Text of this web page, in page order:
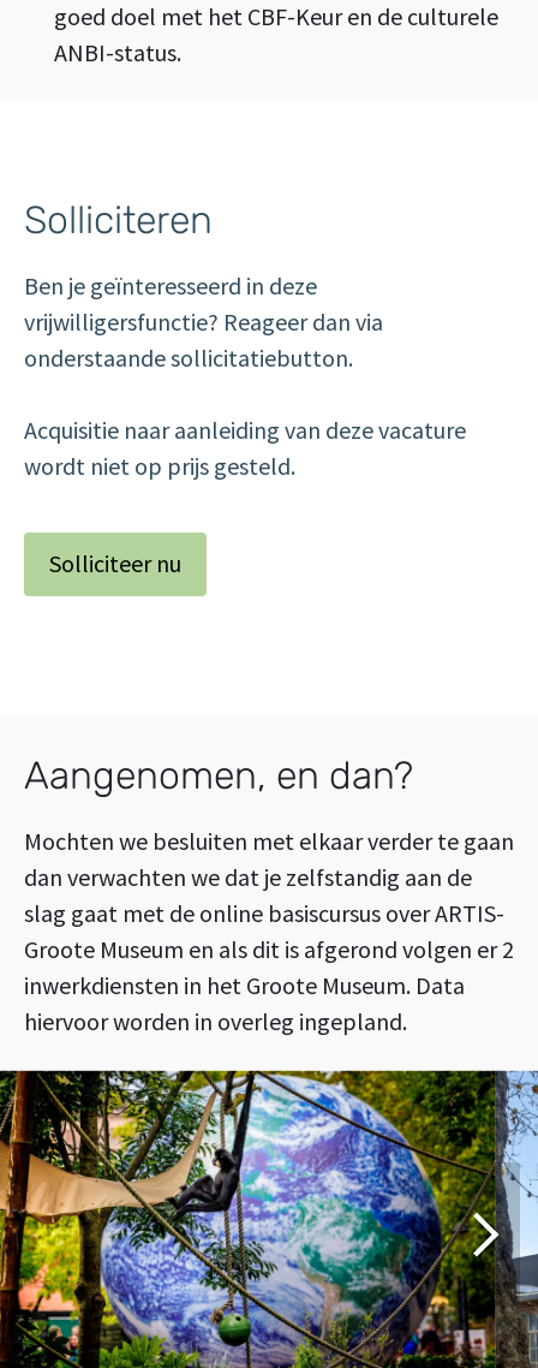
goed doel met het CBF-Keur en de culturele
ANBI-status.
Solliciteren
Ben je geïnteresseerd in deze
vrijwilligersfunctie? Reageer dan via
onderstaande sollicitatiebutton.
Acquisitie naar aanleiding van deze vacature
wordt niet op prijs gesteld.
Solliciteer nu
Aangenomen, en dan?
Mochten we besluiten met elkaar verder te gaan
dan verwachten we dat je zelfstandig aan de
slag gaat met de online basiscursus over ARTIS-
Groote Museum en als dit is afgerond volgen er 2
inwerkdiensten in het Groote Museum. Data
hiervoor worden in overleg ingepland.